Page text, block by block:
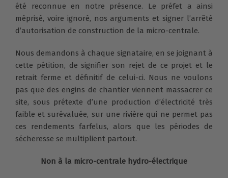
été reconnue en notre présence. Le préfet a ainsi
méprisé, voire ignoré, nos arguments et signer l’arrêté
d’autorisation de construction de la micro-centrale.
Nous demandons à chaque signataire, en se joignant à
cette pétition, de signifier son rejet de ce projet et le
retrait ferme et définitif de celui-ci. Nous ne voulons
pas que des engins de chantier viennent massacrer ce
site, sous prétexte d’une production d’électricité très
faible et surévaluée, sur une rivière qui ne permet pas
ces rendements farfelus, alors que les périodes de
sécheresse se multiplient partout.
Non à la micro-centrale hydro-électrique